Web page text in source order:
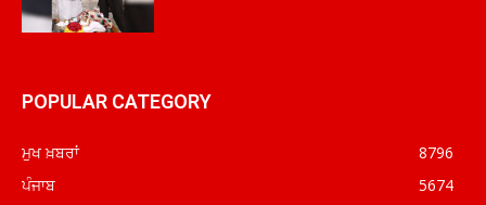
POPULAR CATEGORY
ਮੁਖ ਖ਼ਬਰਾਂ
8796
ਪੰਜਾਬ
5674